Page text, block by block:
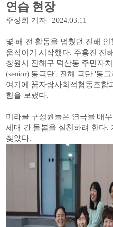
연습 현장
주성희 기자 | 2024.03.11
몇 해 전 활동을 멈췄던 진해 인
움직이기 시작했다. 주홍진 진
창원시 진해구 덕산동 주민자
(senior) 동극단', 진해 극단 '동그
여기에 꿈자람사회적협동조합
힘을 보탰다.
미라클 구성원들은 연극을 배
세대 간 돌봄을 실천하려 한다.
찾았다.